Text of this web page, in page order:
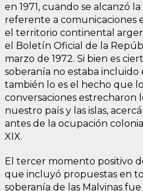
en 1971, cuando se alcanzó
referente a comunicaciones
el territorio continental
el Boletín Oficial de la
marzo de 1972. Si bien es
soberanía no estaba
también lo es el hecho que
conversaciones estrecharon
nuestro país y las islas,
antes de la ocupación
XIX.
El tercer momento positivo
que incluyó propuestas en
soberanía de las Malvinas